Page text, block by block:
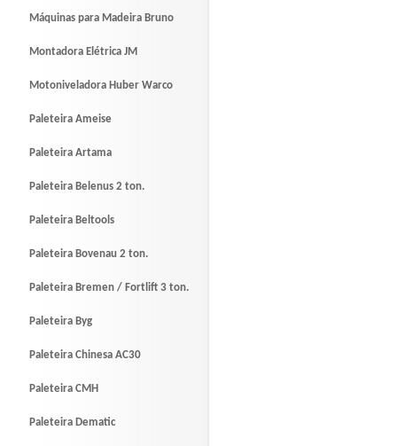
Máquinas para Madeira Bruno
Montadora Elétrica JM
Motoniveladora Huber Warco
Paleteira Ameise
Paleteira Artama
Paleteira Belenus 2 ton.
Paleteira Beltools
Paleteira Bovenau 2 ton.
Paleteira Bremen / Fortlift 3 ton.
Paleteira Byg
Paleteira Chinesa AC30
Paleteira CMH
Paleteira Dematic